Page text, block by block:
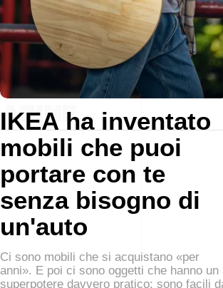
IKEA ha inventato
mobili che puoi
portare con te
senza bisogno di
un'auto
Ci sono mobili che si acquistano «per
anni». E poi ci sono oggetti che hanno un
superpotere davvero pratico: sono facili